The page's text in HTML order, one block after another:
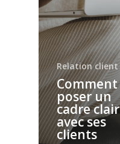
Relation
Comment
poser un
cadre clair
avec ses
clients